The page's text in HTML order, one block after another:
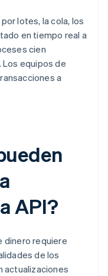
lotes, la cola, los
en tiempo real a
cien
equipos de
a
API?
dinero requiere
de los
actualizaciones